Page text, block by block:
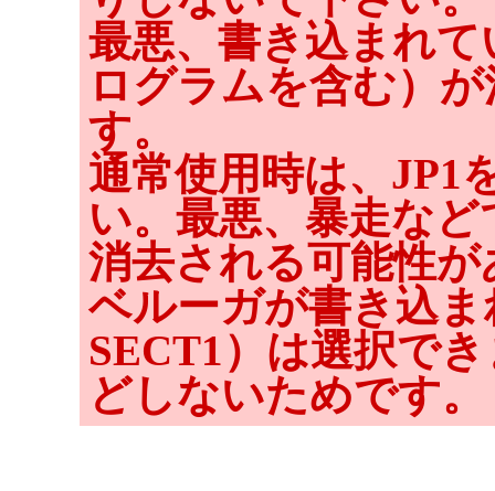
最悪、書き込まれ
ログラムを含む）
す。
通常使用時は、JP1
い。最悪、暴走な
消去される可能性
ベルーガが書き込
SECT1）は選択で
どしないためです。